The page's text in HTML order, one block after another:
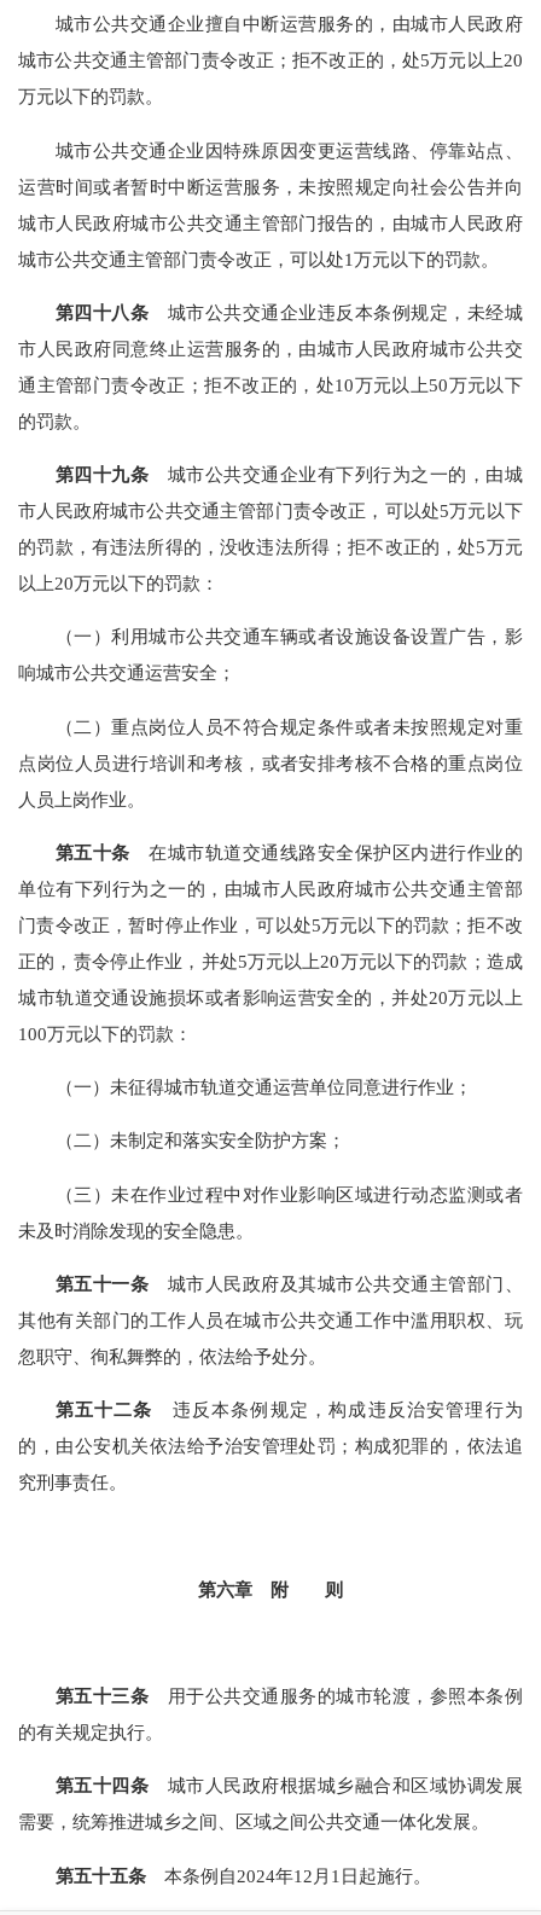
城市公共交通企业擅自中断运营服务的，由城市人民政府
城市公共交通主管部门责令改正；拒不改正的，处5万元以上20
万元以下的罚款。
城市公共交通企业因特殊原因变更运营线路、停靠站点、
运营时间或者暂时中断运营服务，未按照规定向社会公告并向
城市人民政府城市公共交通主管部门报告的，由城市人民政府
城市公共交通主管部门责令改正，可以处1万元以下的罚款。
第四十八条 城市公共交通企业违反本条例规定，未经城
市人民政府同意终止运营服务的，由城市人民政府城市公共交
通主管部门责令改正；拒不改正的，处10万元以上50万元以下
的罚款。
第四十九条 城市公共交通企业有下列行为之一的，由城
市人民政府城市公共交通主管部门责令改正，可以处5万元以下
的罚款，有违法所得的，没收违法所得；拒不改正的，处5万元
以上20万元以下的罚款：
（一）利用城市公共交通车辆或者设施设备设置广告，影
响城市公共交通运营安全；
（二）重点岗位人员不符合规定条件或者未按照规定对重
点岗位人员进行培训和考核，或者安排考核不合格的重点岗位
人员上岗作业。
第五十条 在城市轨道交通线路安全保护区内进行作业的
单位有下列行为之一的，由城市人民政府城市公共交通主管部
门责令改正，暂时停止作业，可以处5万元以下的罚款；拒不改
正的，责令停止作业，并处5万元以上20万元以下的罚款；造成
城市轨道交通设施损坏或者影响运营安全的，并处20万元以上
100万元以下的罚款：
（一）未征得城市轨道交通运营单位同意进行作业；
（二）未制定和落实安全防护方案；
（三）未在作业过程中对作业影响区域进行动态监测或者
未及时消除发现的安全隐患。
第五十一条 城市人民政府及其城市公共交通主管部门、
其他有关部门的工作人员在城市公共交通工作中滥用职权、玩
忽职守、徇私舞弊的，依法给予处分。
第五十二条 违反本条例规定，构成违反治安管理行为
的，由公安机关依法给予治安管理处罚；构成犯罪的，依法追
究刑事责任。
第六章 附 则
第五十三条 用于公共交通服务的城市轮渡，参照本条例
的有关规定执行。
第五十四条 城市人民政府根据城乡融合和区域协调发展
需要，统筹推进城乡之间、区域之间公共交通一体化发展。
第五十五条本条例自2024年12月1日起施行。